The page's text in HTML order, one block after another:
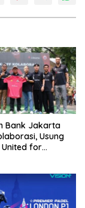
Bank Jakarta
Usung
for